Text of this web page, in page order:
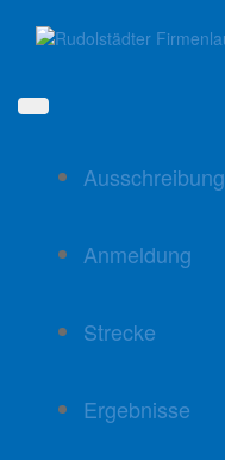
Ausschreibung
Anmeldung
Strecke
Ergebnisse